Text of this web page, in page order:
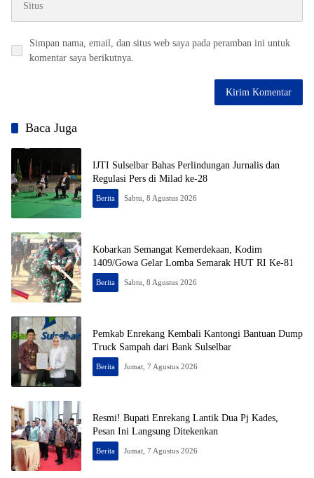
Simpan nama, email, dan situs web saya pada peramban ini untuk
komentar saya berikutnya.
Baca Juga
IJTI Sulselbar Bahas Perlindungan Jurnalis dan
Regulasi Pers di Milad ke-28
Berita Sabtu, 8 Agustus 2026
Kobarkan Semangat Kemerdekaan, Kodim
1409/Gowa Gelar Lomba Semarak HUT RI Ke-81
Berita Sabtu, 8 Agustus 2026
Pemkab Enrekang Kembali Kantongi Bantuan Dump
Truck Sampah dari Bank Sulselbar
Berita Jumat, 7 Agustus 2026
Resmi! Bupati Enrekang Lantik Dua Pj Kades,
Pesan Ini Langsung Ditekenkan
Berita Jumat, 7 Agustus 2026